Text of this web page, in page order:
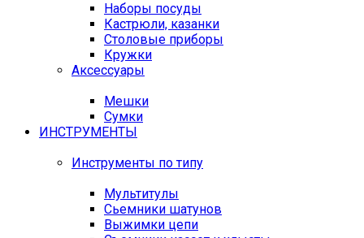
Наборы посуды
Кастрюли, казанки
Столовые приборы
Кружки
Аксессуары
Мешки
Сумки
ИНСТРУМЕНТЫ
Инструменты по типу
Мультитулы
Сьемники шатунов
Выжимки цепи